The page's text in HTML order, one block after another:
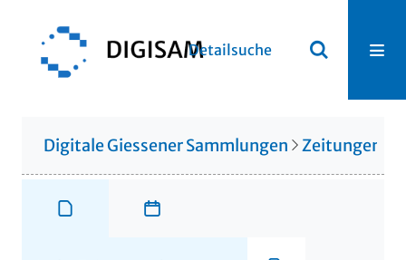
Detailsuche
Digitale Giessener Sammlungen Zeitungen